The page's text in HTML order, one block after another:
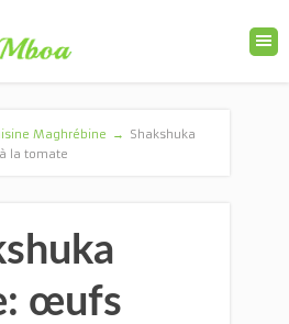
Maghrébine →
Shakshuka
la tomate
œufs